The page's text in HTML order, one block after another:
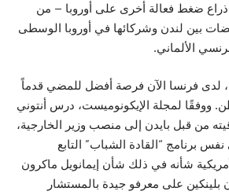
ذراع ضغط فعالة أخرى على أوروبا – من
بين لندن وشركائها في أوروبا الوسطى
الألماني.
، لدى فرنسا الآن فرصة أفضل للمضي قدماً
ووفقًا لمجلة الإيكونوميست، درس أنتوني
من قبل بايدن إلى منصب وزير الخارجية،
برنامج “القادة الشباب” التابع
شأنه في ذلك شأن إيمانويل ماكرون
على معرفو جيدة بالمستشار